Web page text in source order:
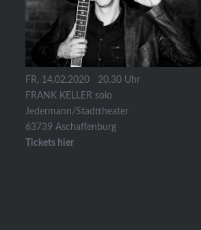
FR, 14.02.2020 20.30 Uhr
FRANK KELLER solo
Jedermann/Stadttheater
63739 Aschaffenburg
Tickets hier